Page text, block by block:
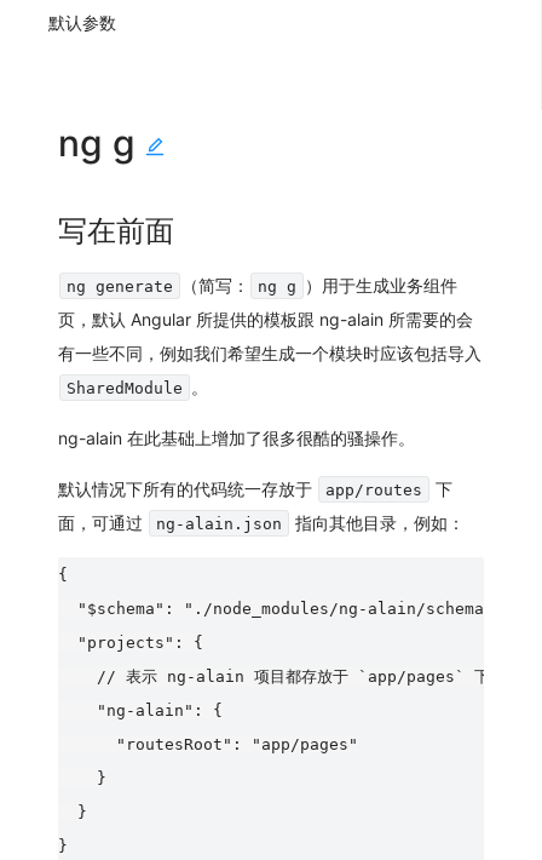
默认参数
ng g
写在前面
ng generate （简写： ng g
）用于生成业务组件
页，默认 Angular 所提供的模板跟 ng-alain 所需要的会
有一些不同，例如我们希望生成一个模块时应该包括导入
SharedModule 。
ng-alain 在此基础上增加了很多很酷的骚操作。
默认情况下所有的代码统一存放于 app/routes
下
面，可通过
ng-alain.json 指向其他目录，例如：
{
"$schema": "./node_modules/ng-alain/
  "projects": {
    // 表示 ng-alain 项目都存放于 `app/pages` 下
    "ng-alain": {
      "routesRoot": "app/pages"
    }
  }